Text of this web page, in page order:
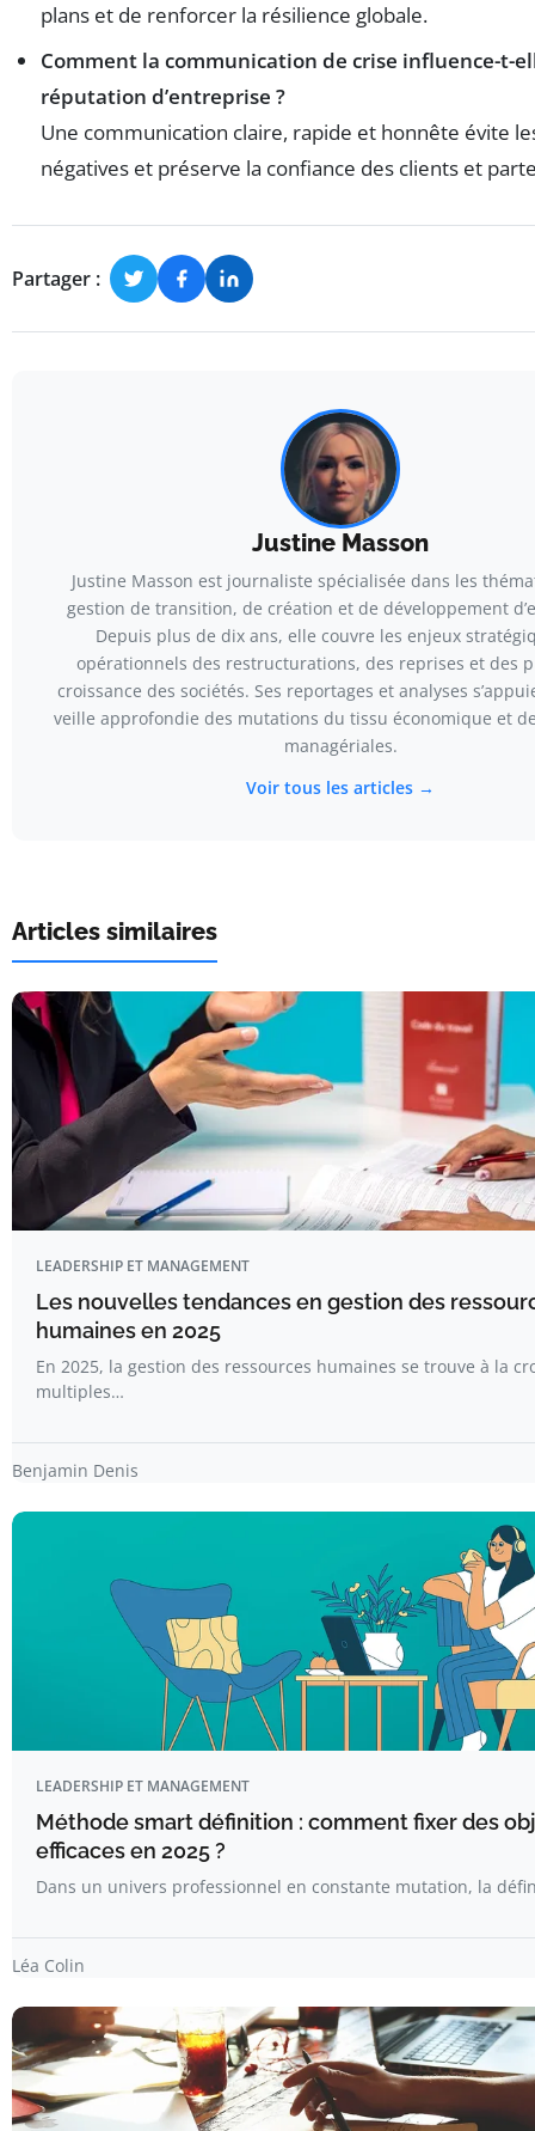
plans et de renforcer la résilience globale.
Comment la communication de crise influence-t-
réputation d’entreprise ?
Une communication claire, rapide et honnête évite
négatives et préserve la confiance des clients et
Partager :
Justine Masson
Justine Masson est journaliste spécialisée dans les
gestion de transition, de création et de développement
Depuis plus de dix ans, elle couvre les enjeux
opérationnels des restructurations, des reprises et des
croissance des sociétés. Ses reportages et analyses
veille approfondie des mutations du tissu économique et
managériales.
Voir tous les articles →
Articles similaires
LEADERSHIP ET MANAGEMENT
Les nouvelles tendances en gestion des
humaines en 2025
En 2025, la gestion des ressources humaines se trouve à la
multiples…
Benjamin Denis
LEADERSHIP ET MANAGEMENT
Méthode smart définition : comment fixer des
efficaces en 2025 ?
Dans un univers professionnel en constante mutation, la
Léa Colin